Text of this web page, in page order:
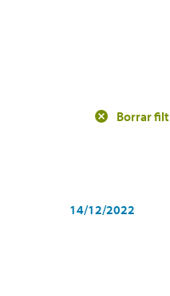
Borrar
14/12/2022